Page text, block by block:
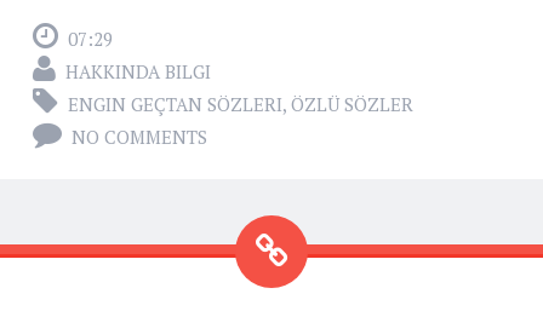
07:29
HAKKINDA BILGI
ENGIN GEÇTAN SÖZLERI, ÖZLÜ SÖZLER
NO COMMENTS